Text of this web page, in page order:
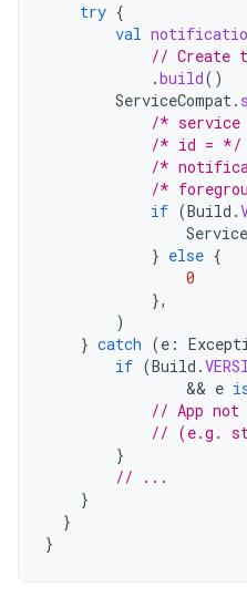
try {
val
// Create
.build()
ServiceCompat.
/*
/* id = */
/*
/*
if (Build .
} else {
0
},
)
} catch (e :
if (Build .
&& e
// App
// (e.g.
}
// ...
}
}
}